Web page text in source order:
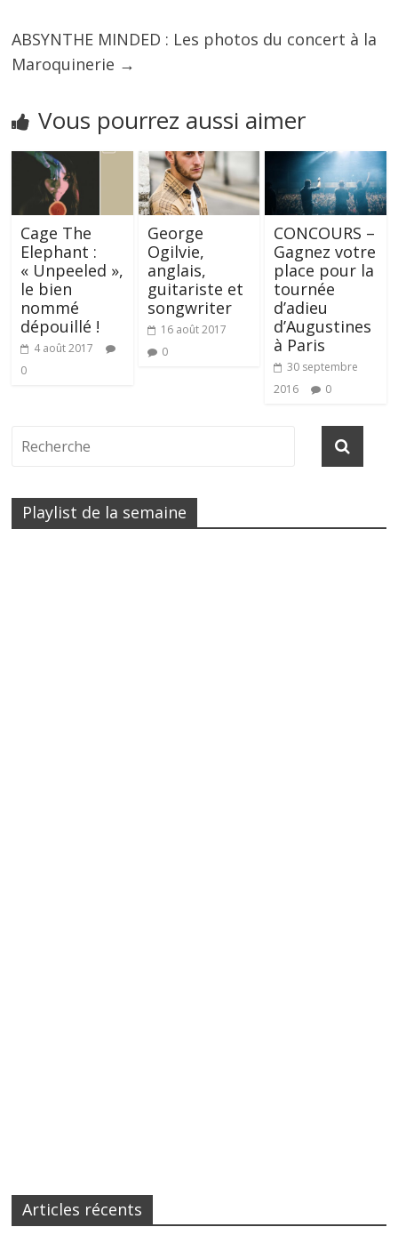
ABSYNTHE MINDED : Les photos du concert à la
Maroquinerie →
Vous pourrez aussi aimer
Cage The
Elephant :
« Unpeeled »,
le bien
nommé
dépouillé !
4 août 2017
0
George
Ogilvie,
anglais,
guitariste et
songwriter
16 août 2017
0
CONCOURS –
Gagnez votre
place pour la
tournée
d’adieu
d’Augustines
à Paris
30 septembre
2016
0
Playlist de la semaine
Articles récents